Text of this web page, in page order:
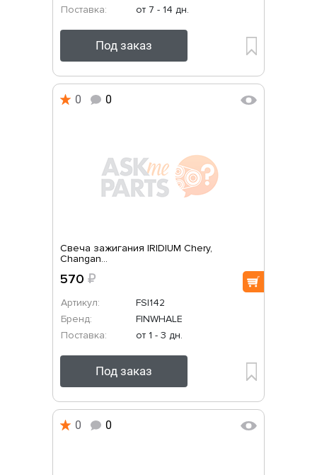
Поставка:
от 7 - 14 дн.
Под заказ
0 0
Свеча зажигания IRIDIUM Chery,
Changan...
570 ₽
Артикул:
FSI142
Бренд:
FINWHALE
Поставка:
от 1 - 3 дн.
Под заказ
0 0